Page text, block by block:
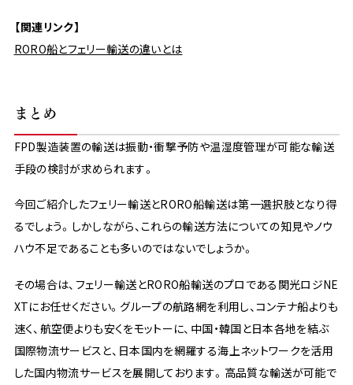
【関連リンク】
RORO船とフェリー輸送の違いとは
まとめ
FPD製造装置の輸送は振動・衝撃予防や温湿度管理が可能な輸送
手段の検討が求められます。
今回ご紹介したフェリー輸送とRORO船輸送は第一選択肢となり得
るでしょう。しかしながら、これらの輸送方法についての知見やノウ
ハウ不足であることも多いのではないでしょうか。
その場合は、フェリー輸送とRORO船輸送のプロである関光ロジNE
XTにお任せください。グループの航路網を利用し、コンテナ船よりも
速く、航空便よりも安くをモットーに、中国・韓国と日本各地を結ぶ
国際物流サービスと、日本国内を網羅する海上ネットワークを活用
した国内物流サービスを展開しております。高品質な輸送が可能で